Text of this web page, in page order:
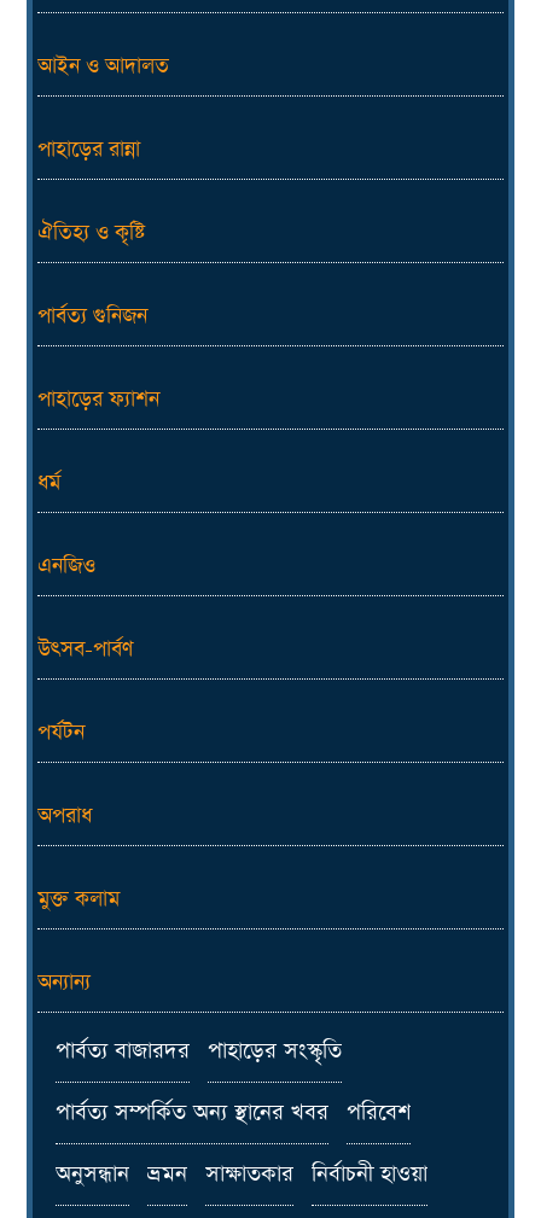
আইন ও আদালত
পাহাড়ের রান্না
ঐতিহ্য ও কৃষ্টি
পার্বত্য গুনিজন
পাহাড়ের ফ্যাশন
ধর্ম
এনজিও
উৎসব-পার্বণ
পর্যটন
অপরাধ
মুক্ত কলাম
অন্যান্য
পার্বত্য বাজারদর পাহাড়ের সংস্কৃতি
পার্বত্য সম্পর্কিত অন্য স্থানের খবর পরিবেশ
অনুসন্ধান ভ্রমন সাক্ষাতকার নির্বাচনী হাওয়া